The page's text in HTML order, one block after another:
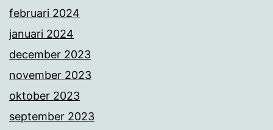
februari 2024
januari 2024
december 2023
november 2023
oktober 2023
september 2023